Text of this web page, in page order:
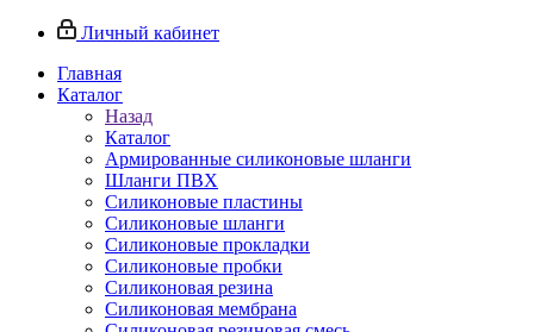
Личный кабинет
Главная
Каталог
Назад
Каталог
Армированные силиконовые шланги
Шланги ПВХ
Силиконовые пластины
Силиконовые шланги
Силиконовые прокладки
Силиконовые пробки
Силиконовая резина
Силиконовая мембрана